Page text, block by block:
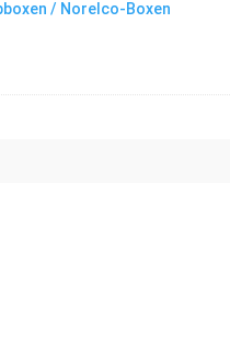
/ Norelco-Boxen